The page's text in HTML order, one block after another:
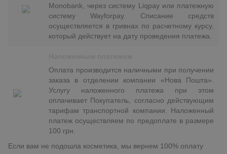
Monobank, через систему Liqpay или платежную
систему Wayforpay. Списание средств
осуществляется в гривнах по расчетному курсу,
который действует на дату проведения платежа.
Оплата производится наличными при получении
заказа в отделении компании «Нова Пошта».
Услугу наложенного платежа при этом
оплачивает Покупатель, согласно действующим
тарифам транспортной компании. Наложенный
платеж осуществляем по предоплате в размере
100 грн.
Если вам не подошла косметика, мы вернем 100% оплату